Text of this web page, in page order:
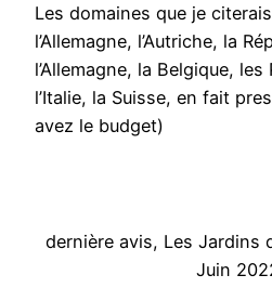
Les domaines que je
l’Allemagne, l’Autriche, la
l’Allemagne, la Belgique, les
l’Italie, la Suisse, en fait
avez le budget)
dernière avis, Les Jardins
Juin